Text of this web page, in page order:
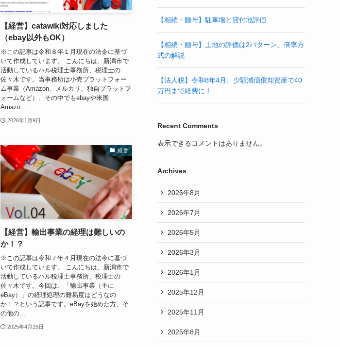
【経営】catawiki対応しました
（ebay以外もOK）
※この記事は令和８年１月現在の法令に基づ
いて作成しています。 こんにちは、新潟市で
活動しているハル税理士事務所、税理士の
佐々木です。当事務所は小売プラットフォー
ム事業（Amazon、メルカリ、独自プラットフ
ォームなど）、その中でもebayや米国
Amazo...
2026年1月9日
経営
【経営】輸出事業の経理は難しいの
か！？
※この記事は令和７年４月現在の法令に基づ
いて作成しています。 こんにちは、新潟市で
活動しているハル税理士事務所、税理士の
佐々木です。今回は、「輸出事業（主に
eBay）」の経理処理の難易度はどうなの
か！？という記事です。eBayを始めた方、そ
の他の...
2025年4月15日
【相続・贈与】駐車場と貸付地評価
【相続・贈与】土地の評価は2パターン、倍率方
式の解説
【法人税】令和8年4月、少額減価償却資産で40
万円まで経費に！
Recent Comments
表示できるコメントはありません。
Archives
2026年8月
2026年7月
2026年5月
2026年3月
2026年1月
2025年12月
2025年11月
2025年8月